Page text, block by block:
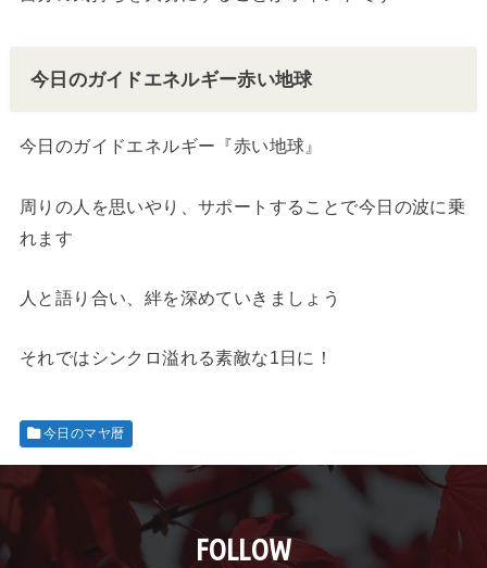
今日のガイドエネルギー赤い地球
今日のガイドエネルギー『赤い地球』
周りの人を思いやり、サポートすることで今日の波に乗
れます
人と語り合い、絆を深めていきましょう
それではシンクロ溢れる素敵な1日に！
今日のマヤ暦
FOLLOW